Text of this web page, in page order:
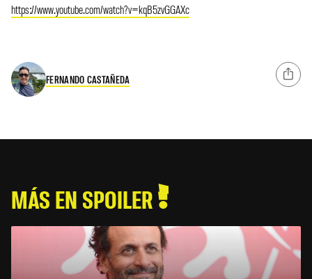
https://www.youtube.com/watch?v=kqB5zvGGAXc
FERNANDO CASTAÑEDA
MÁS EN SPOILER